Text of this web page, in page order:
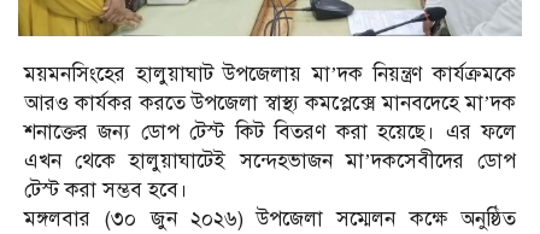
ময়মনসিংহের হালুয়াঘাট উপজেলায় মা’দক নিয়ন্ত্রণ কার্যক্রমকে
আরও কার্যকর করতে উপজেলা স্বাস্থ্য কমপ্লেক্সে মানবদেহে মা’দক
শনাক্তের জন্য ডোপ টেস্ট কিট বিতরণ করা হয়েছে। এর ফলে
এখন থেকে হালুয়াঘাটেই সন্দেহভাজন মা’দকসেবীদের ডোপ
টেস্ট করা সম্ভব হবে।
মঙ্গলবার (৩০ জুন ২০২৬) উপজেলা সম্মেলন কক্ষে অনুষ্ঠিত